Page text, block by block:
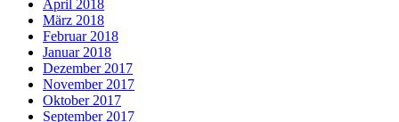
April 2018
März 2018
Februar 2018
Januar 2018
Dezember 2017
November 2017
Oktober 2017
September 2017